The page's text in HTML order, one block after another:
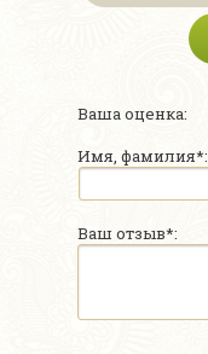
Ваша оценка:
Имя, фамилия*:
Ваш отзыв*: